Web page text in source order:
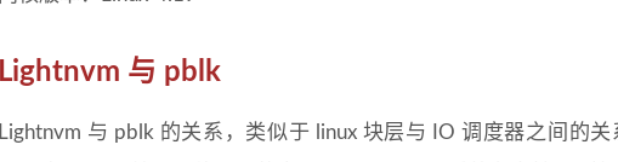
Lightnvm 与 pblk
Lightnvm 与 pblk 的关系，类似于 linux 块层与 IO 调度器之间的